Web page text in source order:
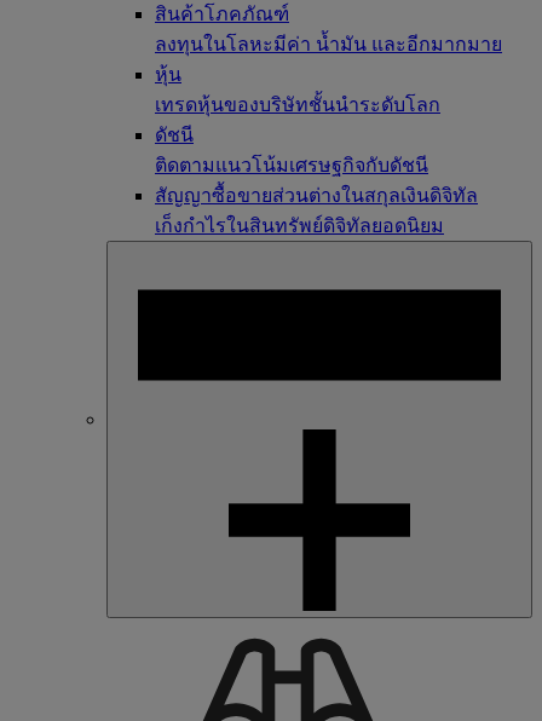
สินค้าโภคภัณฑ์
ลงทุนในโลหะมีค่า น้ำมัน และอีกมากมาย
หุ้น
เทรดหุ้นของบริษัทชั้นนำระดับโลก
ดัชนี
ติดตามแนวโน้มเศรษฐกิจกับดัชนี
สัญญาซื้อขายส่วนต่างในสกุลเงินดิจิทัล
เก็งกำไรในสินทรัพย์ดิจิทัลยอดนิยม